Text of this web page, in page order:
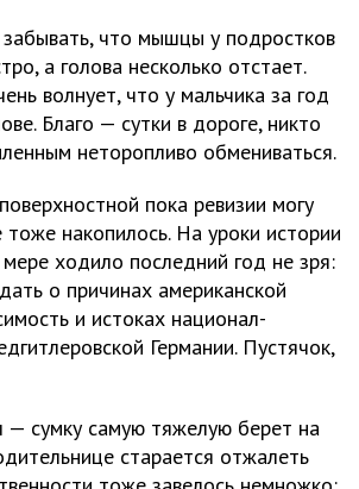
что мышцы у подростков
а голова несколько отстает.
волнует, что у мальчика за год
Благо — сутки в дороге, никто
неторопливо обмениваться.
пока ревизии могу
тоже накопилось. На уроки истории
ходило последний год не зря:
о причинах американской
и истоках национал-
Германии. Пустячок,
— сумку самую тяжелую берет на
старается отжалеть